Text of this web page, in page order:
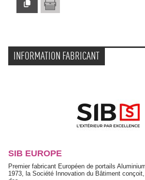
INFORMATION FABRICANT
SIB EUROPE
Premier fabricant Européen de portails
1973, la Société Innovation du Bâtiment